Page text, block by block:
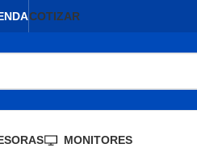
COTIZAR
MONITORES